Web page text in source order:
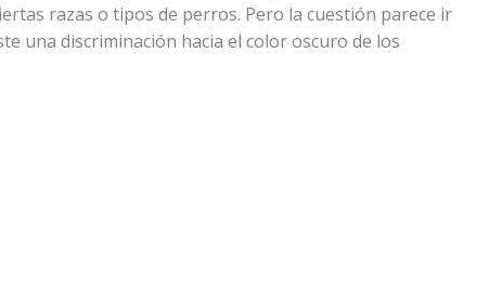
razas o tipos de perros. Pero la cuestión parece ir
una discriminación hacia el color oscuro de los